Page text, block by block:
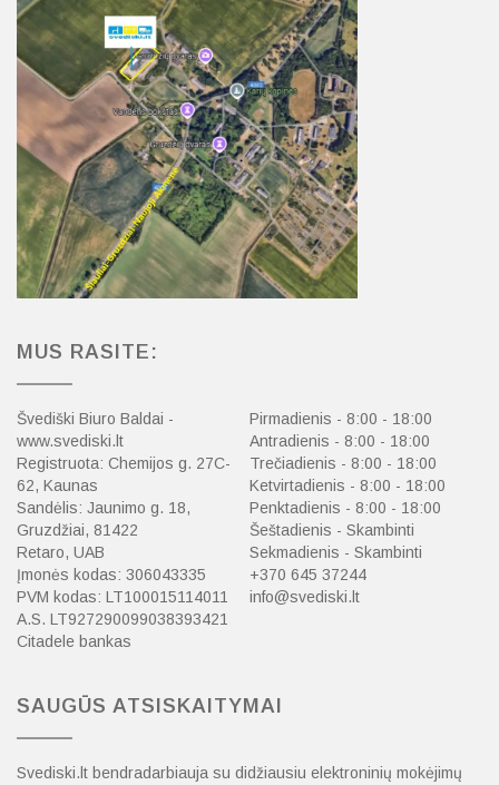
MUS RASITE:
Švediški Biuro Baldai -
www.svediski.lt
Registruota: Chemijos g. 27C-
62, Kaunas
Sandėlis: Jaunimo g. 18,
Gruzdžiai, 81422
Retaro, UAB
Įmonės kodas: 306043335
PVM kodas: LT100015114011
A.S. LT927290099038393421
Citadele bankas
Pirmadienis - 8:00 - 18:00
Antradienis - 8:00 - 18:00
Trečiadienis - 8:00 - 18:00
Ketvirtadienis - 8:00 - 18:00
Penktadienis - 8:00 - 18:00
Šeštadienis - Skambinti
Sekmadienis - Skambinti
+370 645 37244
info@svediski.lt
SAUGŪS ATSISKAITYMAI
Svediski.lt bendradarbiauja su didžiausiu elektroninių mokėjimų